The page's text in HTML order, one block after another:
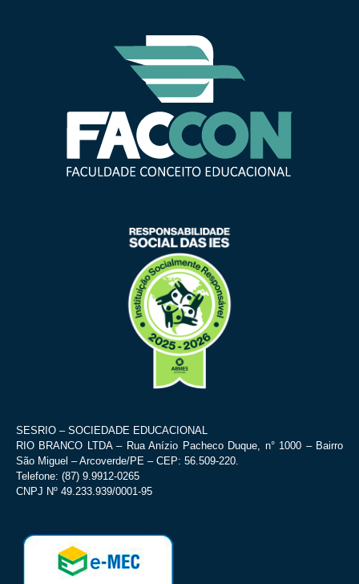
SESRIO – SOCIEDADE EDUCACIONAL
RIO BRANCO LTDA – Rua Anízio Pacheco Duque, n° 1000 – Bairro
São Miguel – Arcoverde/PE – CEP: 56.509-220.
Telefone: (87) 9.9912-0265
CNPJ Nº 49.233.939/0001-95